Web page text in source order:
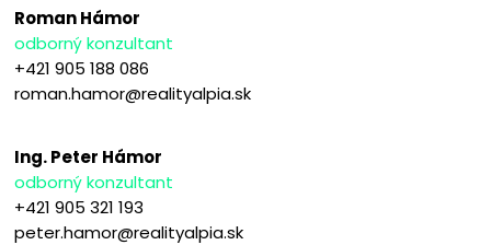
Roman Hámor
odborný konzultant
+421 905 188 086
roman.hamor@realityalpia.sk
Ing. Peter Hámor
odborný konzultant
+421 905 321 193
peter.hamor@realityalpia.sk